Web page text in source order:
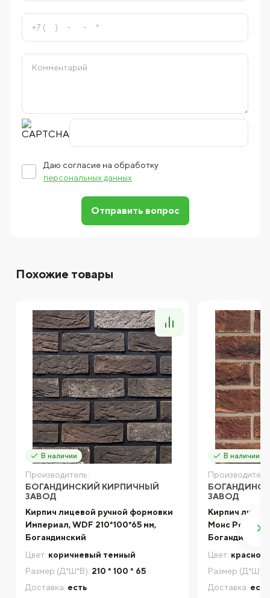
Даю согласие на обработку
персональных данных
Отправить вопрос
Похожие товары
В наличии
Производитель:
БОГАНДИНСКИЙ КИРПИЧНЫЙ
ЗАВОД
Кирпич лицевой ручной формовки
Империал, WDF 210*100*65 мм,
Богандинский
Цвет: коричневый темный
Размер (Д*Ш*В): 210 * 100 * 65
Доставка: есть
В наличии
ЗАВОД
Кирпич
Монс Роял,
Богандинский
Цвет: красно-
Размер
Доставка: есть